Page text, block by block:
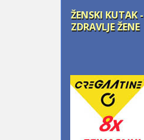
ŽENSKI KUTAK -
ZDRAVLJE ŽENE